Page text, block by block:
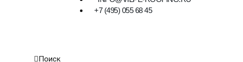
+7 (495) 055 68 45
Поиск